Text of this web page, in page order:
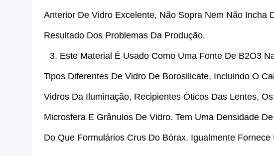
Anterior De Vidro Excelente, Não Sopra Nem Não Incha
Resultado Dos Problemas Da Produção.
3. Este Material É Usado Como Uma Fonte De B2O3
Tipos Diferentes De Vidro De Borosilicate, Incluindo O
Vidros Da Iluminação, Recipientes Óticos Das Lentes,
Microsfera E Grânulos De Vidro. Tem Uma Densidade
Do Que Formulários Crus Do Bórax. Igualmente Fornece